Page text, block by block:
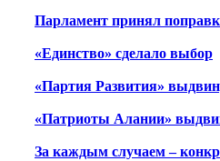
Парламент принял
«Единство» сделало выбор
«Партия Развития»
«Патриоты Алании»
За каждым случаем –